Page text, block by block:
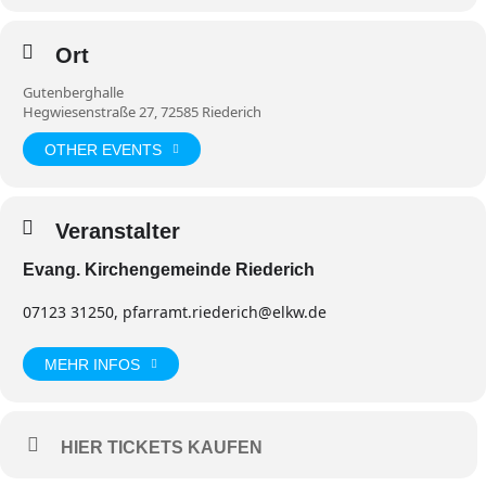
Ort
Gutenberghalle
Hegwiesenstraße 27, 72585 Riederich
OTHER EVENTS
Veranstalter
Evang. Kirchengemeinde Riederich
07123 31250, pfarramt.riederich@elkw.de
MEHR INFOS
HIER TICKETS KAUFEN